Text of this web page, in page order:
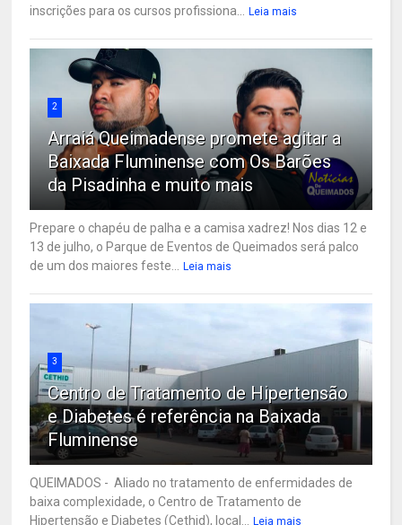
inscrições para os cursos profissiona...
Leia mais
2
Arraiá Queimadense promete agitar a
Baixada Fluminense com Os Barões
da Pisadinha e muito mais
Prepare o chapéu de palha e a camisa xadrez! Nos dias 12 e
13 de julho, o Parque de Eventos de Queimados será palco
de um dos maiores feste...
Leia mais
3
Centro de Tratamento de Hipertensão
e Diabetes é referência na Baixada
Fluminense
QUEIMADOS - Aliado no tratamento de enfermidades de
baixa complexidade, o Centro de Tratamento de
Hipertensão e Diabetes (Cethid), local...
Leia mais